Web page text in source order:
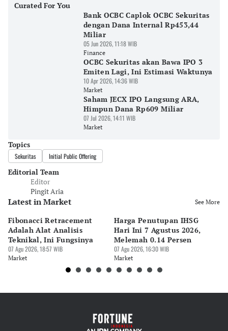
Curated For You
Bank OCBC Caplok OCBC Sekuritas
dengan Dana Internal Rp453,44
Miliar
05 Jun 2026, 11:18 WIB
Finance
OCBC Sekuritas akan Bawa IPO 3
Emiten Lagi, Ini Estimasi Waktunya
10 Apr 2026, 14:36 WIB
Market
Saham JECX IPO Langsung ARA,
Himpun Dana Rp609 Miliar
07 Jul 2026, 14:11 WIB
Market
Topics
Sekuritas Initial Public Offering
Editorial Team
Editor
Pingit Aria
Latest in Market See More
Fibonacci Retracement
Adalah Alat Analisis
Teknikal, Ini Fungsinya
07 Agu 2026, 18:57 WIB
Market
Harga Penutupan IHSG
Hari Ini 7 Agustus 2026,
Melemah 0.14 Persen
07 Agu 2026, 16:30 WIB
Market